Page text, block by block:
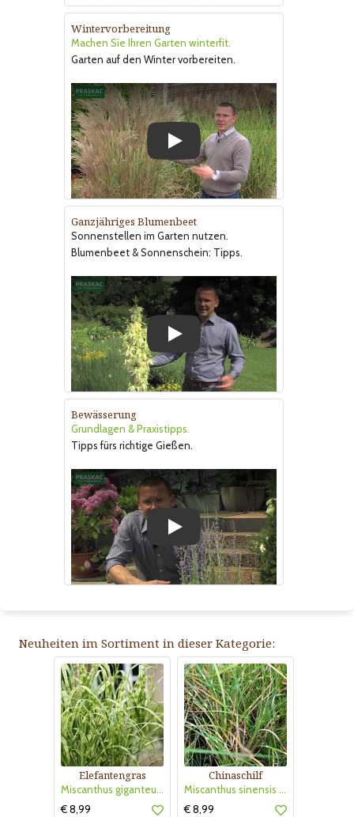
Wintervorbereitung
Machen Sie Ihren Garten winterfit.
Garten auf den Winter vorbereiten.
Play
Ganzjähriges Blumenbeet
Sonnenstellen im Garten nutzen.
Blumenbeet & Sonnenschein: Tipps.
Play
Bewässerung
Grundlagen & Praxistipps.
Tipps fürs richtige Gießen.
Play
Neuheiten im Sortiment in dieser Kategorie:
Elefantengras
Miscanthus giganteus 'Alligator'
€ 8,99
Chinaschilf
Miscanthus sinensis 'Strictus Dwarf'
€ 8,99